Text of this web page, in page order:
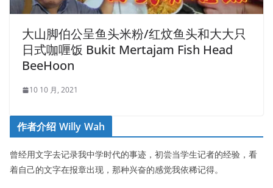
大山脚伯公呈鱼头米粉/红炆鱼头和大大只
日式咖喱饭 Bukit Mertajam Fish Head
BeeHoon
10 10 月, 2021
作者介绍 Willy Wah
曾经用文字去记录我中学时代的事迹，初尝当学生记者的经验，看
着自己的文字在报章出现，那种兴奋的感觉我依稀记得。